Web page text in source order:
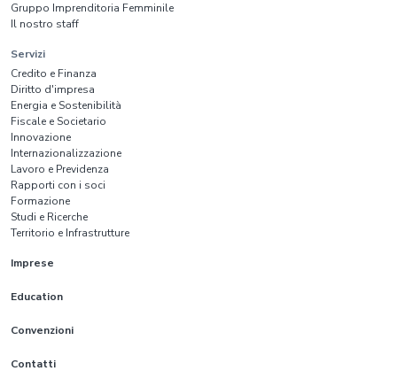
Gruppo Imprenditoria Femminile
Il nostro staff
Servizi
Credito e Finanza
Diritto d'impresa
Energia e Sostenibilità
Fiscale e Societario
Innovazione
Internazionalizzazione
Lavoro e Previdenza
Rapporti con i soci
Formazione
Studi e Ricerche
Territorio e Infrastrutture
Imprese
Education
Convenzioni
Contatti